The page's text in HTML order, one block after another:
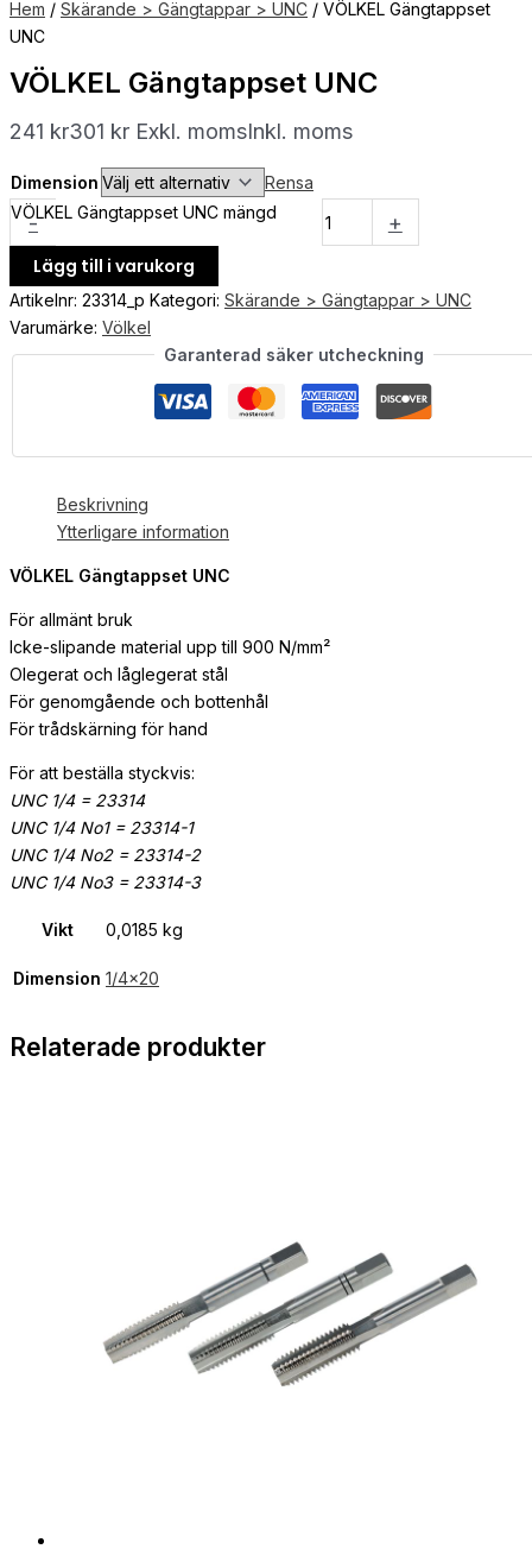
Hem / Skärande > Gängtappar > UNC / VÖLKEL Gängtappset
UNC
VÖLKEL Gängtappset UNC
241 kr301 kr Exkl. momsInkl. moms
Dimension Rensa
-
VÖLKEL Gängtappset UNC mängd +
Lägg till i varukorg
Artikelnr: 23314_p Kategori: Skärande > Gängtappar > UNC
Varumärke: Völkel
Garanterad säker utcheckning
Beskrivning
Ytterligare information
VÖLKEL Gängtappset UNC
För allmänt bruk
Icke-slipande material upp till 900 N/mm²
Olegerat och låglegerat stål
För genomgående och bottenhål
För trådskärning för hand
För att beställa styckvis:
UNC 1/4 = 23314
UNC 1/4 No1 = 23314-1
UNC 1/4 No2 = 23314-2
UNC 1/4 No3 = 23314-3
Vikt 0,0185 kg
Dimension 1/4×20
Relaterade produkter